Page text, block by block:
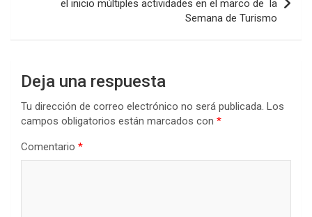
el inicio múltiples actividades en el marco de la
Semana de Turismo
Deja una respuesta
Tu dirección de correo electrónico no será publicada. Los
campos obligatorios están marcados con *
Comentario *